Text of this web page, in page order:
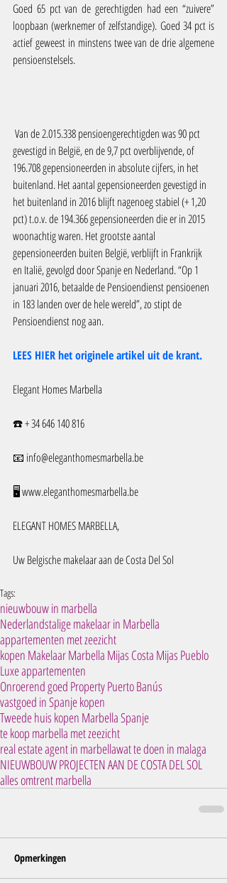
Goed 65 pct van de gerechtigden had een “zuivere”
loopbaan (werknemer of zelfstandige). Goed 34 pct is
actief geweest in minstens twee van de drie algemene
pensioenstelsels.
gevestigd in België, en de 9,7 pct overblijvende, of
196.708 gepensioneerden in absolute cijfers, in het
buitenland. Het aantal gepensioneerden gevestigd in
het buitenland in 2016 blijft nagenoeg stabiel (+ 1,20
pct) t.o.v. de 194.366 gepensioneerden die er in 2015
woonachtig waren. Het grootste aantal
gepensioneerden buiten België, verblijft in Frankrijk
en Italië, gevolgd door Spanje en Nederland. “Op 1
januari 2016, betaalde de Pensioendienst pensioenen
in 183 landen over de hele wereld”, zo stipt de
Pensioendienst nog aan.
LEES HIER het originele artikel uit de krant.
Elegant Homes Marbella
☎️ + 34 646 140 816
📧 info@eleganthomesmarbella.be
🖥️ www.eleganthomesmarbella.be
ELEGANT HOMES MARBELLA,
Uw Belgische makelaar aan de Costa Del Sol
Tags:
nieuwbouw in marbella
Nederlandstalige makelaar in Marbella
appartementen met zeezicht
kopen Makelaar Marbella Mijas Costa Mijas Pueblo
Luxe appartementen
Onroerend goed Property Puerto Banús
vastgoed in Spanje kopen
Tweede huis kopen Marbella Spanje
te koop marbella met zeezicht
real estate agent in marbellawat te doen in malaga
NIEUWBOUW PROJECTEN AAN DE COSTA DEL SOL
alles omtrent marbella
Opmerkingen